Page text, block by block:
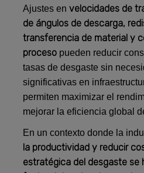
Ajustes envelocidades de
de ángulos de descarga,
transferencia de material y
proceso pueden reducir
tasas de desgaste sin
significativas en
permiten maximizar el
mejorar la eficiencia global
En un contexto donde la
la productividad y reducir
estratégica del desgaste se